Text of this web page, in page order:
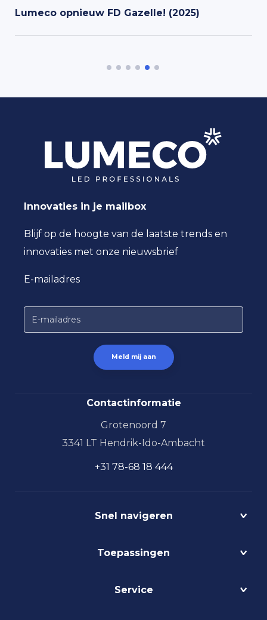
Lumeco opnieuw FD Gazelle! (2025)
Innovaties in je mailbox
Blijf op de hoogte van de laatste trends en
innovaties met onze nieuwsbrief
E-mailadres
Contactinformatie
Grotenoord 7
3341 LT Hendrik-Ido-Ambacht
+31 78-68 18 444
Snel navigeren
Circulair
Lichtmanagement
Toepassingen
Kantoorverlichting
Service